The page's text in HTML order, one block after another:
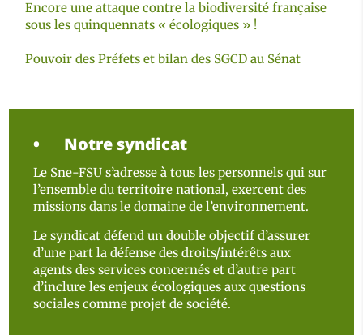
Encore une attaque contre la biodiversité française
sous les quinquennats « écologiques » !
Pouvoir des Préfets et bilan des SGCD au Sénat
Notre syndicat
Le Sne-FSU s’adresse à tous les personnels qui sur
l’ensemble du territoire national, exercent des
missions dans le domaine de l’environnement.
Le syndicat défend un double objectif d’assurer
d’une part la défense des droits/intérêts aux
agents des services concernés et d’autre part
d’inclure les enjeux écologiques aux questions
sociales comme projet de société.